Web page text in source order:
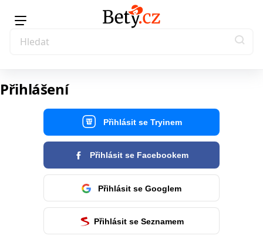
Přihlášení
Přihlásit se Tryinem
Přihlásit se Facebookem
Přihlásit se Googlem
Přihlásit se Seznamem